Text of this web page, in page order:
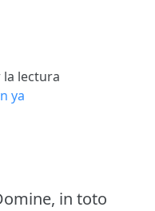
lectura
ya
in toto